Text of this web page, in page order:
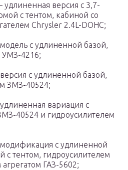
удлиненная версия с 3,7-
с тентом, кабиной со
Chrysler 2.4L-DOHC;
с удлиненной базой,
УМЗ-4216;
с удлиненной базой,
ЗМЗ-40524;
вариация с
40524 и гидроусилителем
с удлиненной
с тентом, гидроусилителем
ГАЗ-5602;